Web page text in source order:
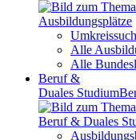
Ausbildungsplätze
Alle
Alle
Beruf &
Duales Studium
Beruf & Duales